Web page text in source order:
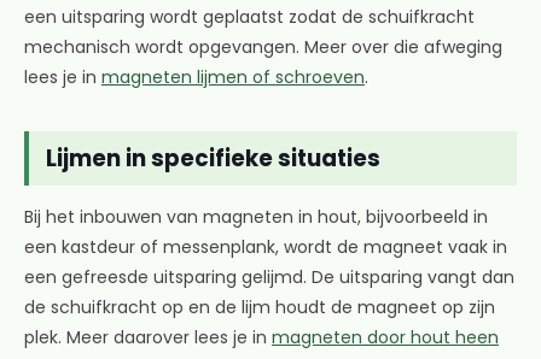
een uitsparing wordt geplaatst zodat de schuifkracht
mechanisch wordt opgevangen. Meer over die afweging
lees je in magneten lijmen of schroeven.
Lijmen in specifieke situaties
Bij het inbouwen van magneten in hout, bijvoorbeeld in
een kastdeur of messenplank, wordt de magneet vaak in
een gefreesde uitsparing gelijmd. De uitsparing vangt dan
de schuifkracht op en de lijm houdt de magneet op zijn
plek. Meer daarover lees je in magneten door hout heen